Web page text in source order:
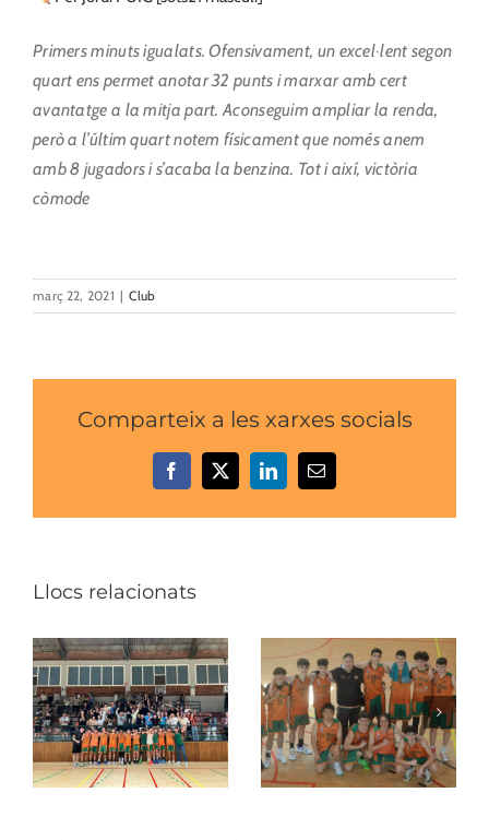
Primers minuts igualats. Ofensivament, un excel·lent segon
quart ens permet anotar 32 punts i marxar amb cert
avantatge a la mitja part. Aconseguim ampliar la renda,
però a l’últim quart notem físicament que només anem
amb 8 jugadors i s’acaba la benzina. Tot i així, victòria
còmode
març 22, 2021 | Club
Comparteix a les xarxes socials
Facebook
X LinkedInEmail:
Llocs relacionats